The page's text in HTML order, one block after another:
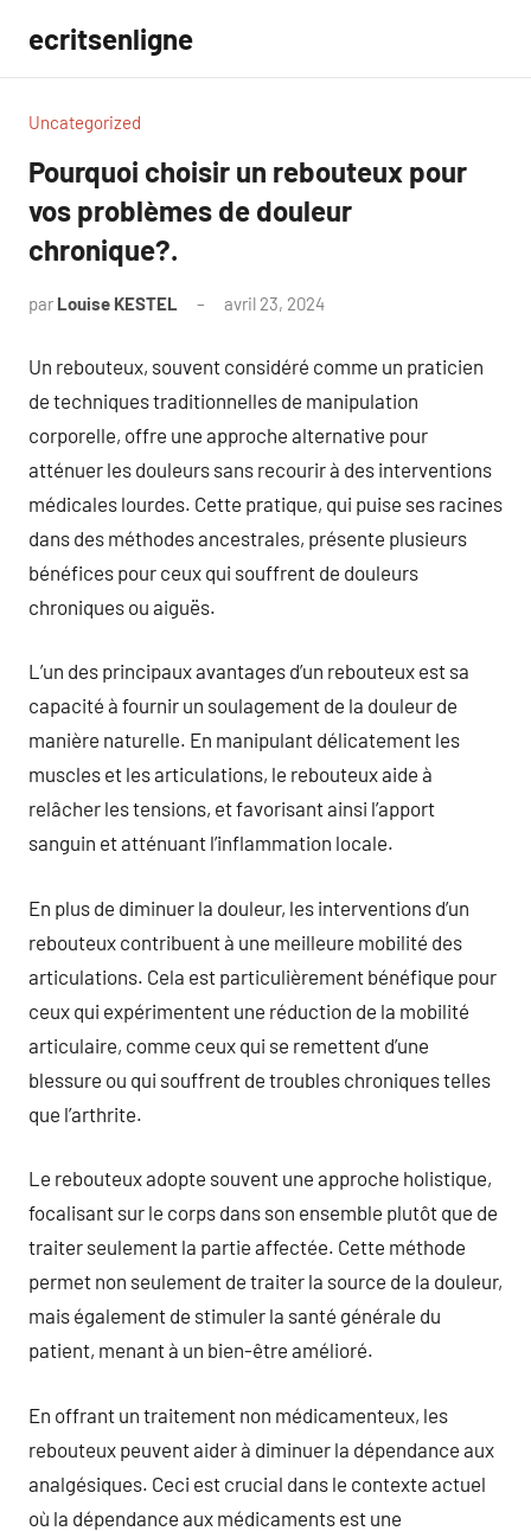
contenu
ecritsenligne
Uncategorized
Pourquoi choisir un rebouteux pour
vos problèmes de douleur
chronique?.
par Louise KESTEL avril 23, 2024
Un rebouteux, souvent considéré comme un praticien
de techniques traditionnelles de manipulation
corporelle, offre une approche alternative pour
atténuer les douleurs sans recourir à des interventions
médicales lourdes. Cette pratique, qui puise ses racines
dans des méthodes ancestrales, présente plusieurs
bénéfices pour ceux qui souffrent de douleurs
chroniques ou aiguës.
L’un des principaux avantages d’un rebouteux est sa
capacité à fournir un soulagement de la douleur de
manière naturelle. En manipulant délicatement les
muscles et les articulations, le rebouteux aide à
relâcher les tensions, et favorisant ainsi l’apport
sanguin et atténuant l’inflammation locale.
En plus de diminuer la douleur, les interventions d’un
rebouteux contribuent à une meilleure mobilité des
articulations. Cela est particulièrement bénéfique pour
ceux qui expérimentent une réduction de la mobilité
articulaire, comme ceux qui se remettent d’une
blessure ou qui souffrent de troubles chroniques telles
que l’arthrite.
Le rebouteux adopte souvent une approche holistique,
focalisant sur le corps dans son ensemble plutôt que de
traiter seulement la partie affectée. Cette méthode
permet non seulement de traiter la source de la douleur,
mais également de stimuler la santé générale du
patient, menant à un bien-être amélioré.
En offrant un traitement non médicamenteux, les
rebouteux peuvent aider à diminuer la dépendance aux
analgésiques. Ceci est crucial dans le contexte actuel
où la dépendance aux médicaments est une